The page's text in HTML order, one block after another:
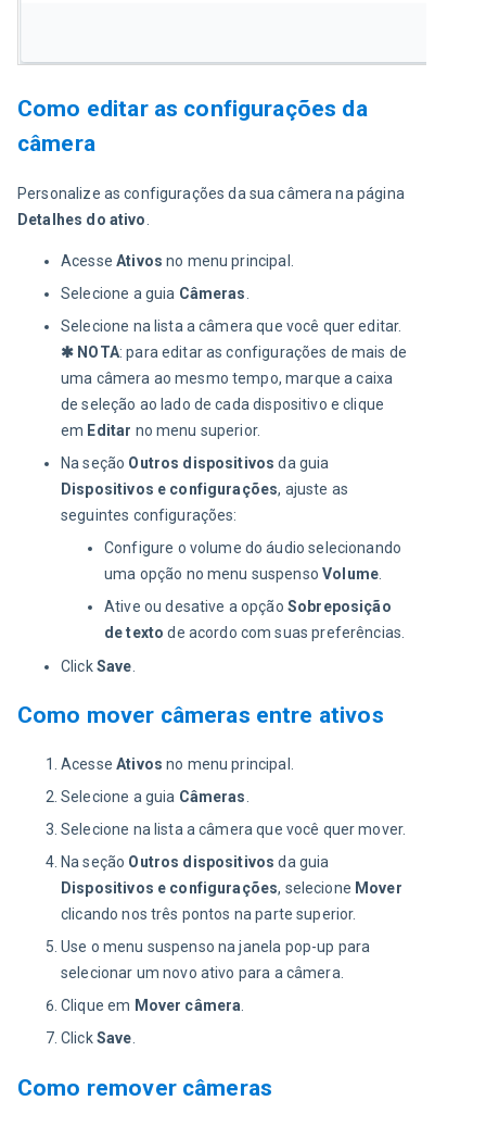
Como editar as configurações da
câmera
Personalize as configurações da sua câmera na página
Detalhes do ativo
AcesseAtivos no menu principal.
Selecione a guia Câmeras
Selecione na lista a câmera que você quer editar.
✱ NOTA: para editar as configurações de mais de
uma câmera ao mesmo tempo, marque a caixa
de seleção ao lado de cada dispositivo e clique
em Editar no menu superior.
Na seção Outros dispositivos da guia
Dispositivos e configurações, ajuste as
seguintes configurações:
Configure o volume do áudio selecionando
uma opção no menu suspensoVolume.
Ative ou desative a opção Sobreposição
de texto de acordo com suas preferências.
ClickSave
Como mover câmeras entre ativos
AcesseAtivos no menu principal.
Selecione a guia Câmeras.
Selecione na lista a câmera que você quer mover.
Na seção Outros dispositivos da guia
Dispositivos e configurações, selecione Mover
clicando nos três pontos na parte superior.
Use o menu suspenso na janela pop-up para
selecionar um novo ativo para a câmera.
Clique em Mover câmera.
ClickSave.
Como remover câmeras